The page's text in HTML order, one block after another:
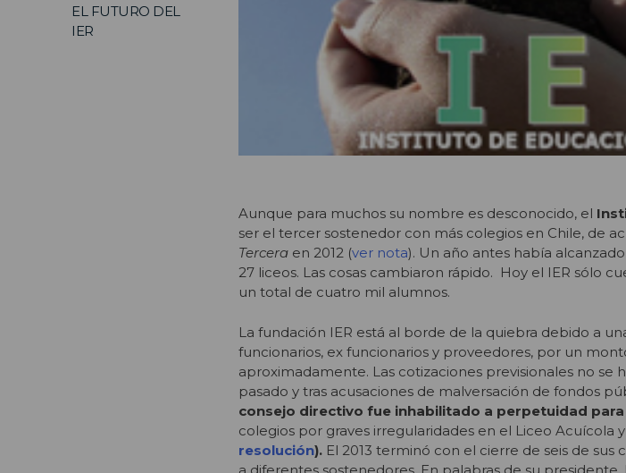
EL FUTURO DEL
IER
Aunque para muchos su nombre es desconocido, el
ser el tercer sostenedor con más colegios en Chile, de
Tercera en 2012 (ver nota). Un año antes había
27 liceos. Las cosas cambiaron rápido. Hoy el IER sólo
un total de cuatro mil alumnos.
La fundación IER está al borde de la quiebra debido a
funcionarios, ex funcionarios y proveedores, por un
aproximadamente. Las cotizaciones previsionales no se
pasado y tras acusaciones de malversación de fondos
consejo directivo fue inhabilitado a perpetuidad
colegios por graves irregularidades en el Liceo Acuícola
resolución). El 2013 terminó con el cierre de seis de sus
a diferentes sostenedores. En palabras de su